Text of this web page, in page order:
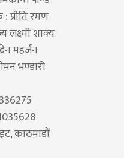
प्रीति रमण
लक्ष्मी शाक्य
महर्जन
भण्डारी
काठमाडौं